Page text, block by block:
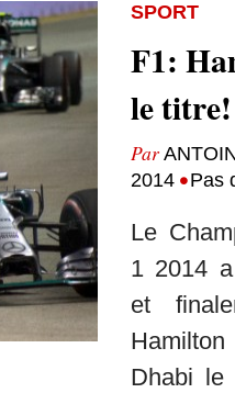
SPORT
F1:
le titre!
Par
2014 •Pas
Le
1 2014
et
Dhabi le